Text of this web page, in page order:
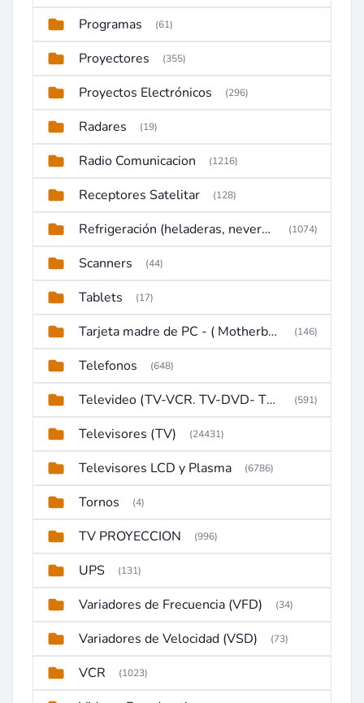
Programas (61)
Proyectores (355)
Proyectos Electrónicos (296)
Radares (19)
Radio Comunicacion (1216)
Receptores Satelitar (128)
Refrigeración (heladeras, neveras, congeladores) (1074)
Scanners (44)
Tablets (17)
Tarjeta madre de PC - ( Motherboard ) (146)
Telefonos (648)
Televideo (TV-VCR. TV-DVD- TV-DVD-VCR) (591)
Televisores (TV) (24431)
Televisores LCD y Plasma (6786)
Tornos (4)
TV PROYECCION (996)
UPS (131)
Variadores de Frecuencia (VFD) (34)
Variadores de Velocidad (VSD) (73)
VCR (1023)